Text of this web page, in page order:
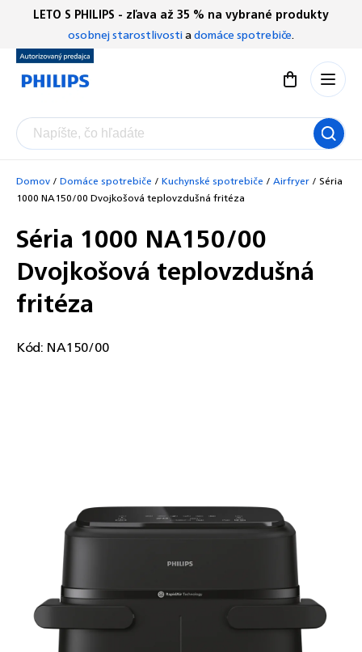
Prejsť
obsah
LETO S PHILIPS - zľava až 35 % na vybrané produkty
osobnej starostlivostiadomáce spotrebiče.
Nákupný
Domov/Domáce spotrebiče /Kuchynské spotrebiče /Airfryer/Séria
1000 NA150/00 Dvojkošová teplovzdušná fritéza
Séria 1000 NA150/00
Dvojkošová teplovzdušná
fritéza
Kód: NA150/00
Chatbot Filip
Autorizovaný predajce